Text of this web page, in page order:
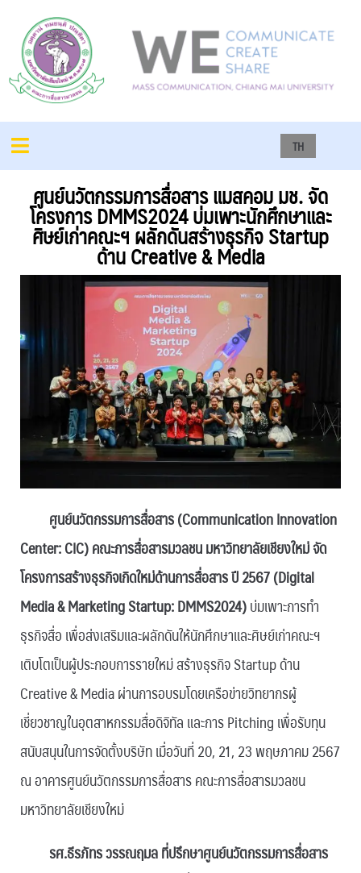
TH
ศูนย์นวัตกรรมการสื่อสาร แมสคอม มช. จัด
โครงการ DMMS2024 บ่มเพาะนักศึกษาและ
ศิษย์เก่าคณะฯ ผลักดันสร้างธุรกิจ Startup
ด้าน Creative & Media
ศูนย์นวัตกรรมการสื่อสาร (Communication Innovation
Center: CIC) คณะการสื่อสารมวลชน มหาวิทยาลัยเชียงใหม่ จัด
โครงการสร้างธุรกิจเกิดใหม่ด้านการสื่อสาร ปี 2567 (Digital
Media & Marketing Startup: DMMS2024)บ่มเพาะการทำ
ธุรกิจสื่อ เพื่อส่งเสริมและผลักดันให้นักศึกษาและศิษย์เก่าคณะฯ
เติบโตเป็นผู้ประกอบการรายใหม่ สร้างธุรกิจ Startup ด้าน
Creative & Media ผ่านการอบรมโดยเครือข่ายวิทยากรผู้
เชี่ยวชาญในอุตสาหกรรมสื่อดิจิทัล และการ Pitching เพื่อรับทุน
สนับสนุนในการจัดตั้งบริษัท เมื่อวันที่ 20, 21, 23 พฤษภาคม 2567
ณ อาคารศูนย์นวัตกรรมการสื่อสาร คณะการสื่อสารมวลชน
มหาวิทยาลัยเชียงใหม่
รศ.ธีรภัทร วรรณฤมล ที่ปรึกษาศูนย์นวัตกรรมการสื่อสาร